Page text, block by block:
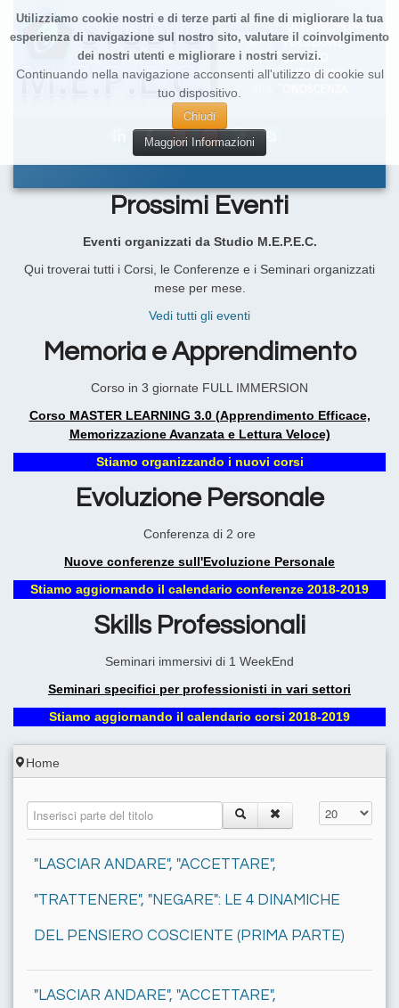
Utilizziamo cookie nostri e di terze parti al fine di migliorare la tua
esperienza di navigazione sul nostro sito, valutare il coinvolgimento
dei nostri utenti e migliorare i nostri servizi.
Continuando nella navigazione acconsenti all'utilizzo di cookie sul
tuo dispositivo.
Chiudi
Maggiori Informazioni
Prossimi Eventi
Eventi organizzati da Studio M.E.P.E.C.
Qui troverai tutti i Corsi, le Conferenze e i Seminari organizzati
mese per mese.
Vedi tutti gli eventi
Memoria e Apprendimento
Corso in 3 giornate FULL IMMERSION
Corso MASTER LEARNING 3.0 (Apprendimento Efficace,
Memorizzazione Avanzata e Lettura Veloce)
Stiamo organizzando i nuovi corsi
Evoluzione Personale
Conferenza di 2 ore
Nuove conferenze sull'Evoluzione Personale
Stiamo aggiornando il calendario conferenze 2018-2019
Skills Professionali
Seminari immersivi di 1 WeekEnd
Seminari specifici per professionisti in vari settori
Stiamo aggiornando il calendario corsi 2018-2019
Home
Inserisci parte del titolo Visualizza n.
"LASCIAR ANDARE", "ACCETTARE",
"TRATTENERE", "NEGARE": LE 4 DINAMICHE
DEL PENSIERO COSCIENTE (PRIMA PARTE)
"LASCIAR ANDARE", "ACCETTARE",